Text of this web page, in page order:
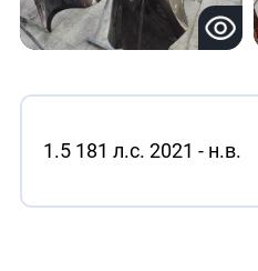
1.5 181 л.с. 2021 - н.в.